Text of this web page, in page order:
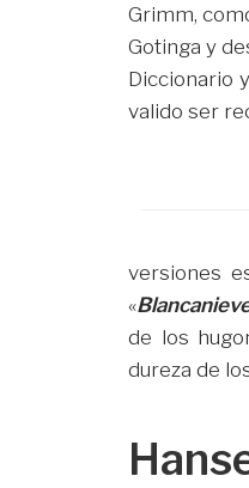
Grimm,
Gotinga y
Diccionario
valido ser
versiones
«
de los
dureza de